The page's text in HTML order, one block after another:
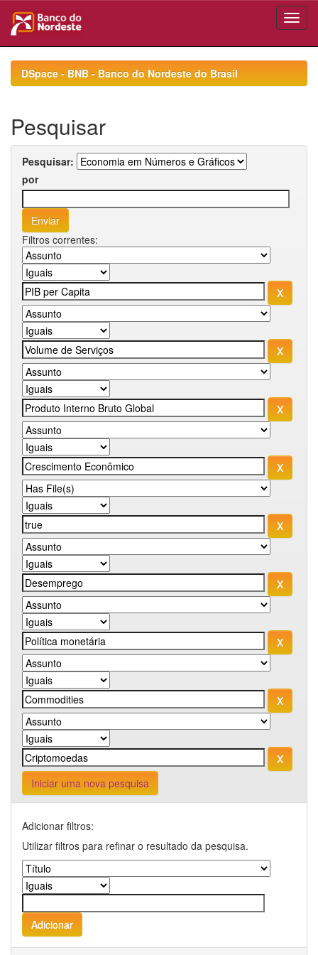
navigationDSpace - BNB - Banco do Nordeste do Brasil
Pesquisar
Pesquisar:
por
Filtros correntes:
Iniciar uma nova pesquisa
Adicionar filtros:
Utilizar filtros para refinar o resultado da pesquisa.